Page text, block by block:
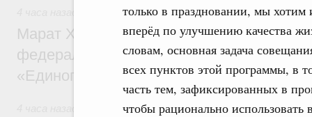
только в праздновании, мы хотим
вперёд по улучшению качества
словам, основная задача
всех пунктов этой программы, в
часть тем, зафиксированных в
чтобы рационально использовать
Регулирование в сфере строительства
Марат Хуснуллин: Более 130
федерального значения построено под
«Единого заказчика»
Национальный проект «Инфраструктура